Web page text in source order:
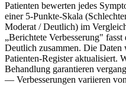
Patienten bewerten jedes
einer 5-Punkte-Skala
Moderat / Deutlich) im
„Berichtete Verbesserung"
Deutlich zusammen. Die Daten
Patienten-Register aktualisiert.
Behandlung garantieren
— Verbesserungen variieren